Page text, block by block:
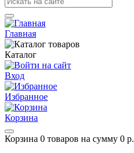
Главная
Каталог
Вход
Избранное
Корзина
Корзина 0 товаров на сумму 0 р.